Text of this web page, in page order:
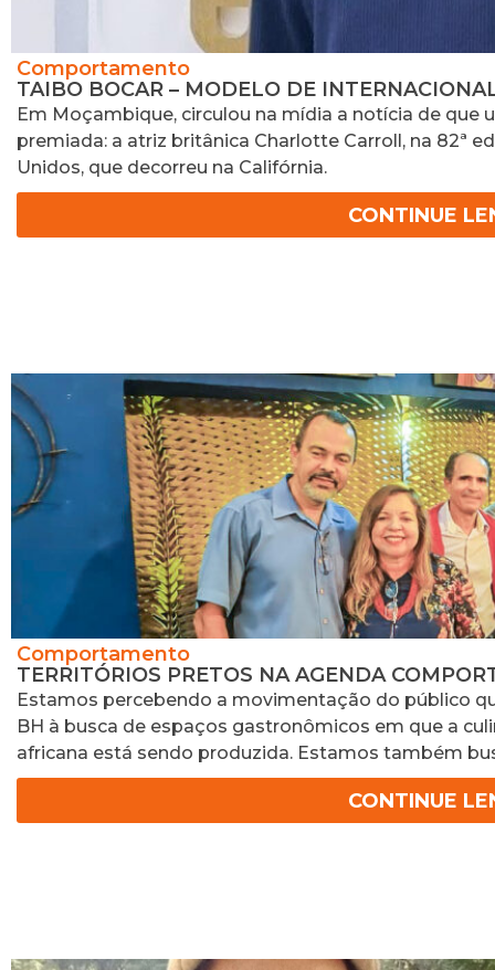
Comportamento
TAIBO BOCAR – MODELO DE
Em Moçambique, circulou na mídia a notícia de que
premiada: a atriz britânica Charlotte Carroll, na 82ª
Unidos, que decorreu na Califórnia.
CONTINUE
Comportamento
TERRITÓRIOS PRETOS NA AGENDA
Estamos percebendo a movimentação do público
BH à busca de espaços gastronômicos em que a
africana está sendo produzida. Estamos também
CONTINUE